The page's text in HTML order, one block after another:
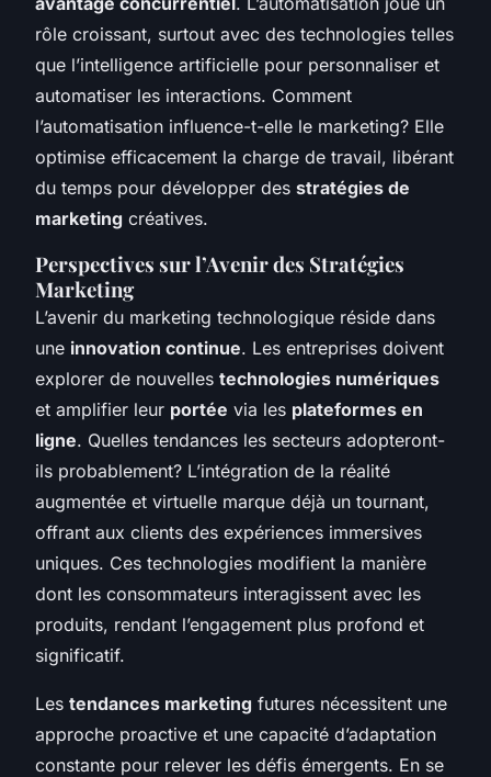
rôle croissant, surtout avec des technologies telles
que l’intelligence artificielle pour personnaliser et
automatiser les interactions. Comment
l’automatisation influence-t-elle le marketing? Elle
optimise efficacement la charge de travail, libérant
du temps pour développer des stratégies de
marketing créatives.
Perspectives sur l’Avenir des Stratégies
Marketing
L’avenir du marketing technologique réside dans
une innovation continue. Les entreprises doivent
explorer de nouvelles technologies numériques
et amplifier leur portée via les plateformes en
ligne. Quelles tendances les secteurs adopteront-
ils probablement? L’intégration de la réalité
augmentée et virtuelle marque déjà un tournant,
offrant aux clients des expériences immersives
uniques. Ces technologies modifient la manière
dont les consommateurs interagissent avec les
produits, rendant l’engagement plus profond et
significatif.
Les tendances marketing futures nécessitent une
approche proactive et une capacité d’adaptation
constante pour relever les défis émergents. En se